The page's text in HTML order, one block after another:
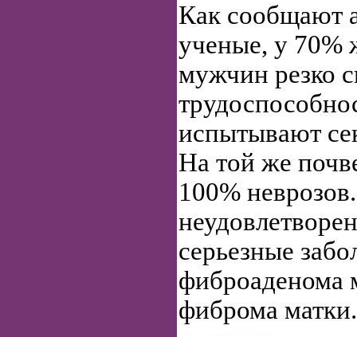
Как сообщают
ученые, у
мужчин резко
испытывают
На той же
100%
серьезные
фиброаденома
фиброма матки.